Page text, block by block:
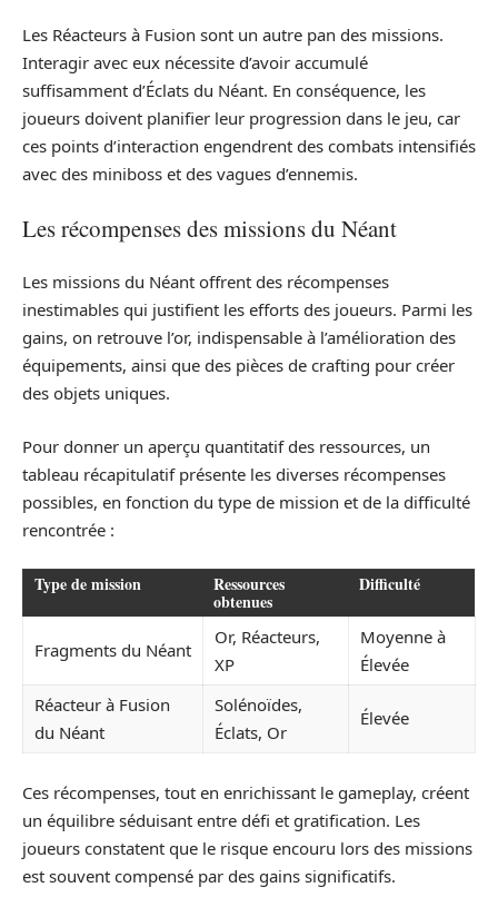
Les Réacteurs à Fusion sont un autre pan des missions.
Interagir avec eux nécessite d’avoir accumulé
suffisamment d’Éclats du Néant. En conséquence, les
joueurs doivent planifier leur progression dans le jeu, car
ces points d’interaction engendrent des combats intensifiés
avec des miniboss et des vagues d’ennemis.
Les récompenses des missions du Néant
Les missions du Néant offrent des récompenses
inestimables qui justifient les efforts des joueurs. Parmi les
gains, on retrouve l’or, indispensable à l’amélioration des
équipements, ainsi que des pièces de crafting pour créer
des objets uniques.
Pour donner un aperçu quantitatif des ressources, un
tableau récapitulatif présente les diverses récompenses
possibles, en fonction du type de mission et de la difficulté
rencontrée :
Type de mission Ressources
obtenues
Difficulté
Fragments du Néant
Or, Réacteurs,
XP
Moyenne à
Élevée
Réacteur à Fusion
du Néant
Solénoïdes,
Éclats, Or
Élevée
Ces récompenses, tout en enrichissant le gameplay, créent
un équilibre séduisant entre défi et gratification. Les
joueurs constatent que le risque encouru lors des missions
est souvent compensé par des gains significatifs.